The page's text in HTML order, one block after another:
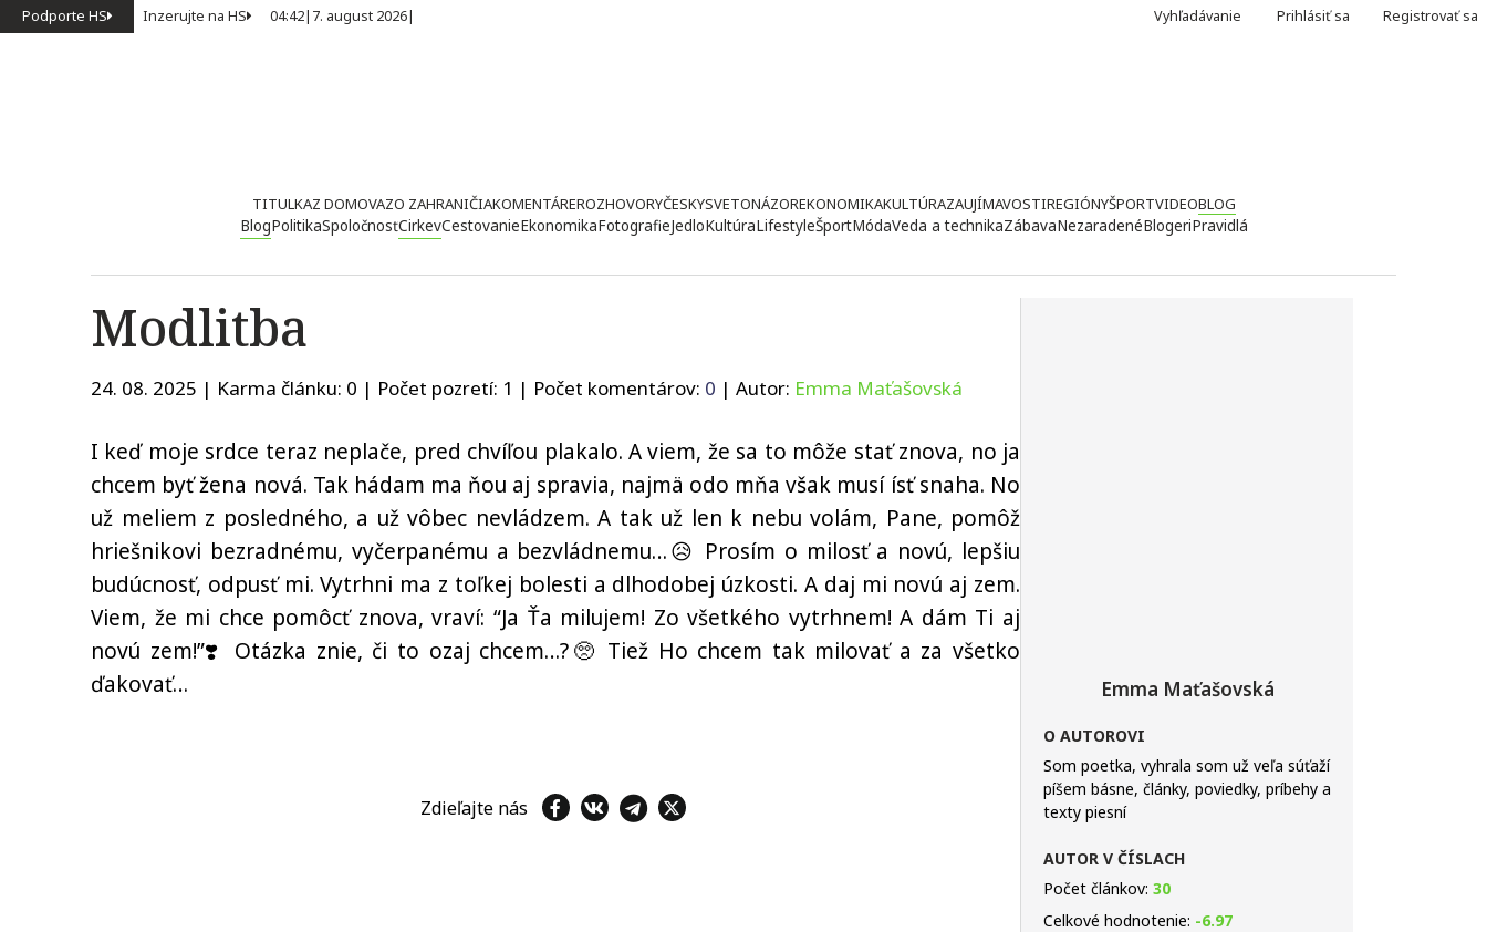
Podporte HS Inzerujte na HS 04:42| 7. august 2026| Vyhľadávanie Prihlásiť sa Registrovať sa
TITULKAZ DOMOVAZO ZAHRANIČIAKOMENTÁREROZHOVORYČESKYSVETONÁZOREKONOMIKAKULTÚRAZAUJÍMAVOSTIREGIÓNYŠPORTVIDEOBLOG
BlogPolitikaSpoločnosťCirkevCestovanieEkonomikaFotografieJedloKultúraLifestyleŠportMódaVeda a technikaZábavaNezaradenéBlogeriPravidlá
Modlitba
24. 08. 2025 | Karma článku: 0 | Počet pozretí: 1 | Počet komentárov: 0 | Autor: Emma Maťašovská
I keď moje srdce teraz neplače, pred chvíľou plakalo. A viem, že sa to môže stať znova, no ja
chcem byť žena nová. Tak hádam ma ňou aj spravia, najmä odo mňa však musí ísť snaha. No
už meliem z posledného, a už vôbec nevládzem. A tak už len k nebu volám, Pane, pomôž
hriešnikovi bezradnému, vyčerpanému a bezvládnemu…😥 Prosím o milosť a novú, lepšiu
budúcnosť, odpusť mi. Vytrhni ma z toľkej bolesti a dlhodobej úzkosti. A daj mi novú aj zem.
Viem, že mi chce pomôcť znova, vraví: “Ja Ťa milujem! Zo všetkého vytrhnem! A dám Ti aj
novú zem!”❣️ Otázka znie, či to ozaj chcem…?🥺 Tiež Ho chcem tak milovať a za všetko
ďakovať…
Zdieľajte nás
Emma Maťašovská
O AUTOROVI
Som poetka, vyhrala som už veľa súťaží
píšem básne, články, poviedky, príbehy a
texty piesní
AUTOR V ČÍSLACH
Počet článkov: 30
Celkové hodnotenie: -6.97